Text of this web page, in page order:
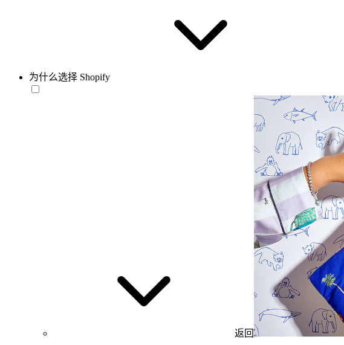
为什么选择 Shopify
返回